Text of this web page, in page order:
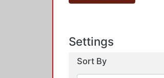
Settings
Sort By